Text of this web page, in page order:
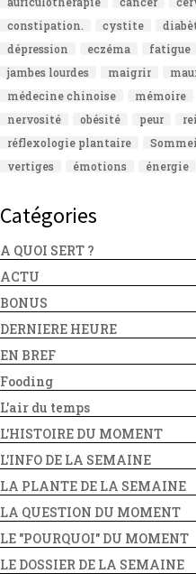
constipation.
cystite
dépression
eczéma fatigue
jambes lourdes
maigrir
médecine chinoise
mémoire
nervosité
obésité peur
réflexologie plantaire
vertiges
émotions énergie
Catégories
A QUOI SERT ?
ACTU
BONUS
DERNIERE HEURE
EN BREF
Fooding
L'air du temps
L'HISTOIRE DU MOMENT
L'INFO DE LA SEMAINE
LA PLANTE DE LA SEMAINE
LA QUESTION DU MOMENT
LE "POURQUOI" DU MOMENT
LE DOSSIER DE LA SEMAINE